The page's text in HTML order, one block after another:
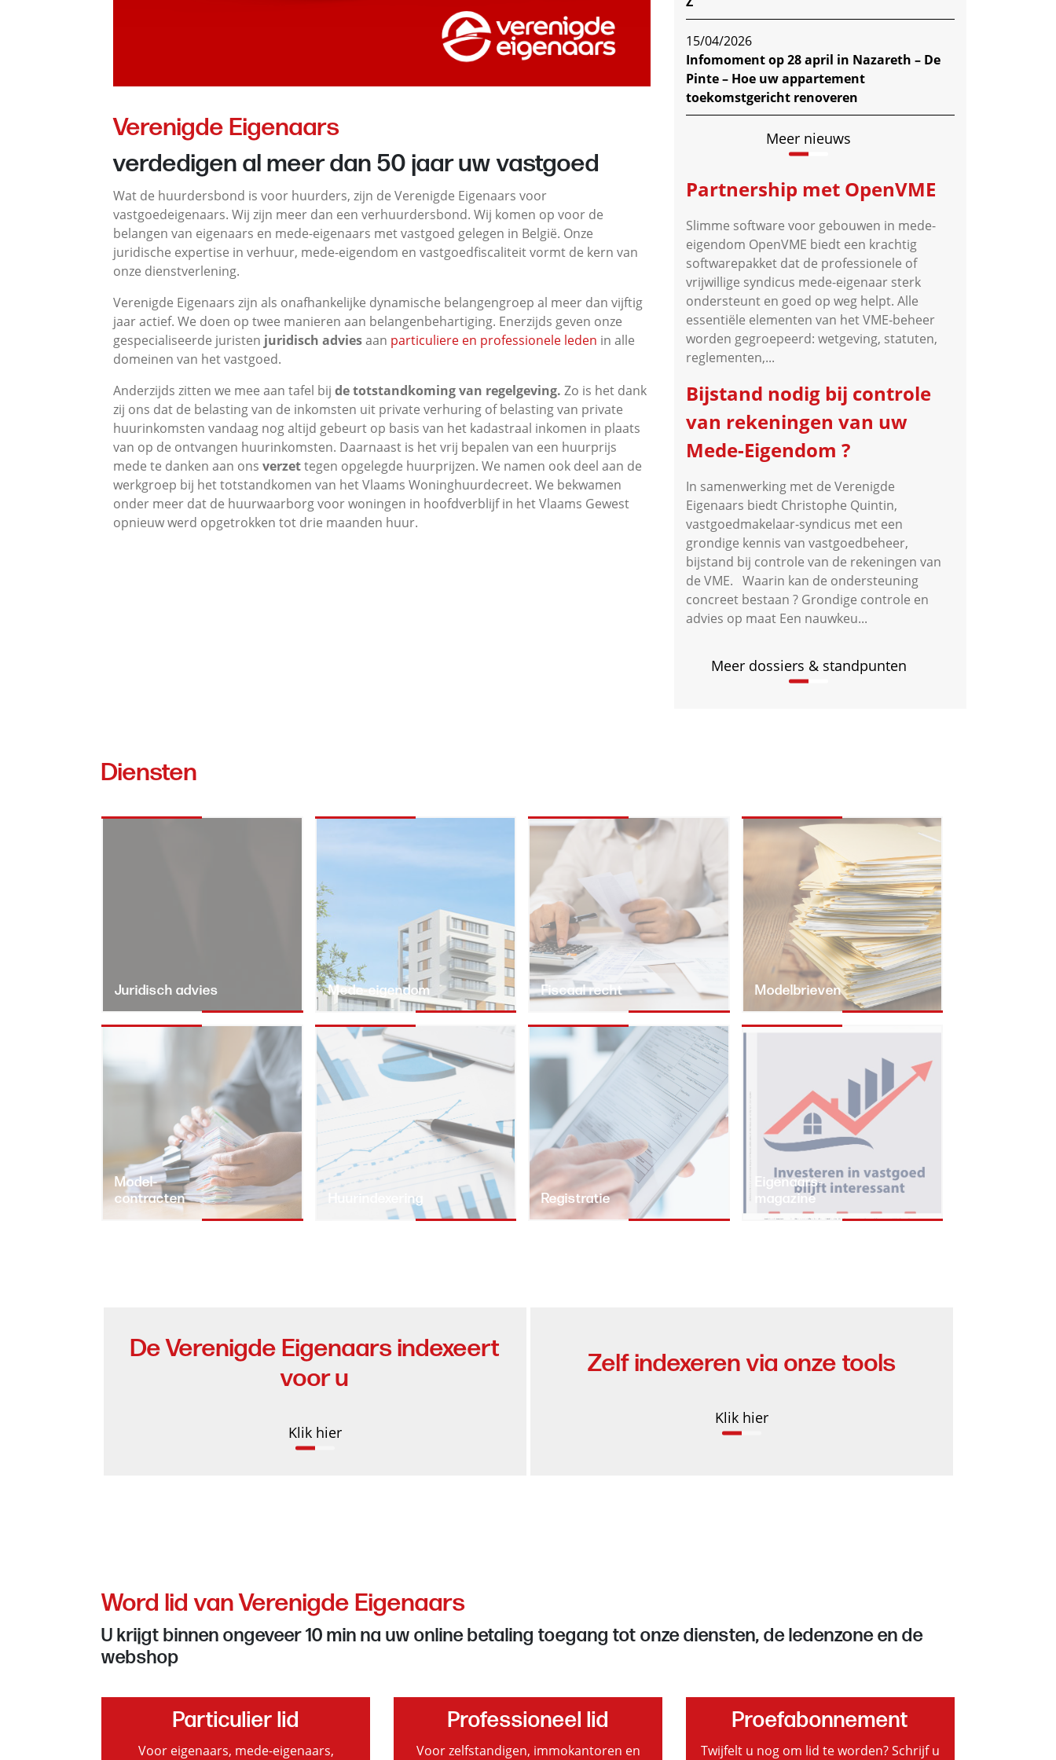
Verenigde Eigenaars
verdedigen al meer dan 50 jaar uw vastgoed
Wat de huurdersbond is voor huurders, zijn de Verenigde Eigenaars voor
vastgoedeigenaars. Wij zijn meer dan een verhuurdersbond. Wij komen op voor de
belangen van eigenaars en mede-eigenaars met vastgoed gelegen in België. Onze
juridische expertise in verhuur, mede-eigendom en vastgoedfiscaliteit vormt de kern van
onze dienstverlening.
Verenigde Eigenaars zijn als onafhankelijke dynamische belangengroep al meer dan vijftig
jaar actief. We doen op twee manieren aan belangenbehartiging. Enerzijds geven onze
gespecialiseerde juristen juridisch adviesaan particuliere en professionele leden in alle
domeinen van het vastgoed.
Anderzijds zitten we mee aan tafel bij de totstandkoming van regelgeving. Zo is het dank
zij ons dat de belasting van de inkomsten uit private verhuring of belasting van private
huurinkomsten vandaag nog altijd gebeurt op basis van het kadastraal inkomen in plaats
van op de ontvangen huurinkomsten. Daarnaast is het vrij bepalen van een huurprijs
mede te danken aan ons verzettegen opgelegde huurprijzen. We namen ook deel aan de
werkgroep bij het totstandkomen van het Vlaams Woninghuurdecreet. We bekwamen
onder meer dat de huurwaarborg voor woningen in hoofdverblijf in het Vlaams Gewest
opnieuw werd opgetrokken tot drie maanden huur.
15/04/2026
Infomoment op 28 april in Nazareth – De
Pinte – Hoe uw appartement
toekomstgericht renoveren
Meer nieuws
Partnership met OpenVME
Slimme software voor gebouwen in mede-
eigendom OpenVME biedt een krachtig
softwarepakket dat de professionele of
vrijwillige syndicus mede-eigenaar sterk
ondersteunt en goed op weg helpt. Alle
essentiële elementen van het VME‑beheer
worden gegroepeerd: wetgeving, statuten,
reglementen,...
Bijstand nodig bij controle
van rekeningen van uw
Mede-Eigendom ?
In samenwerking met de Verenigde
Eigenaars biedt Christophe Quintin,
vastgoedmakelaar-syndicus met een
grondige kennis van vastgoedbeheer,
bijstand bij controle van de rekeningen van
de VME. Waarin kan de ondersteuning
concreet bestaan ? Grondige controle en
advies op maat Een nauwkeu...
Meer dossiers & standpunten
Diensten
Juridisch advies Mede-eigendom Fiscaal recht Modelbrieven
Model-
contracten
Huurindexering Registratie
Eigenaars-
magazine
De Verenigde Eigenaars indexeert
voor u
Klik hier
Zelf indexeren via onze tools
Klik hier
Word lid van Verenigde Eigenaars
U krijgt binnen ongeveer 10 min na uw online betaling toegang tot onze diensten, de ledenzone en de
webshop
Particulier lid
Voor eigenaars, mede-eigenaars,
Professioneel lid
Voor zelfstandigen, immokantoren en
Proefabonnement
Twijfelt u nog om lid te worden? Schrijf u